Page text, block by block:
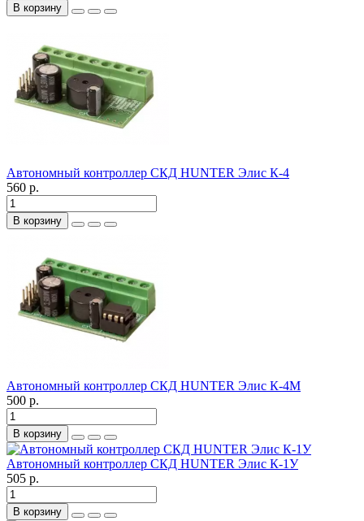
В корзину
Автономный контроллер СКД HUNTER Элис К-4
560 р.
В корзину
Автономный контроллер СКД HUNTER Элис К-4М
500 р.
В корзину
Автономный контроллер СКД HUNTER Элис К-1У
505 р.
В корзину